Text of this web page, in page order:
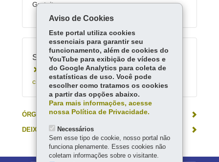
Gratuito
Serviços Relacionados:
Conhecer campanhas de valorização da
criança e do adolescente
ÓRGÃO RESPONSÁVEL
DEIXE SUA OPINIÃO
Aviso de Cookies
Este portal utiliza cookies
essenciais para garantir seu
funcionamento, além de cookies do
YouTube para exibição de vídeos e
do Google Analytics para coleta de
estatísticas de uso. Você pode
escolher como tratamos os cookies
a partir das opções abaixo.
Para mais informações, acesse
nossa Política de Privacidade.
Necessários
Sem esse tipo de cookie, nosso portal não
funciona plenamente. Esses cookies não
coletam informações sobre o visitante.